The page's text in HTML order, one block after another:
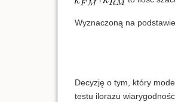
Wyznaczoną na
Decyzję o tym, który
testu ilorazu